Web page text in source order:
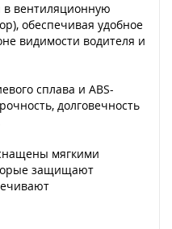
в вентиляционную
обеспечивая удобное
видимости водителя и
сплава и ABS-
долговечность
мягкими
защищают